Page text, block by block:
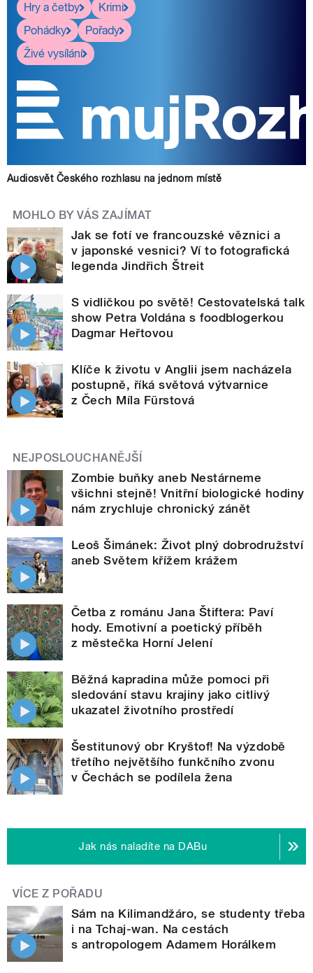
Hry a četby
Krimi
Pohádky
Pořady
Živé vysílání
Audiosvět Českého rozhlasu na jednom místě
MOHLO BY VÁS ZAJÍMAT
Jak se fotí ve francouzské věznici a
v japonské vesnici? Ví to fotografická
legenda Jindřich Štreit
S vidličkou po světě! Cestovatelská talk
show Petra Voldána s foodblogerkou
Dagmar Heřtovou
Klíče k životu v Anglii jsem nacházela
postupně, říká světová výtvarnice
z Čech Míla Fürstová
NEJPOSLOUCHANĚJŠÍ
Zombie buňky aneb Nestárneme
všichni stejně! Vnitřní biologické hodiny
nám zrychluje chronický zánět
Leoš Šimánek: Život plný dobrodružství
aneb Světem křížem krážem
Četba z románu Jana Štiftera: Paví
hody. Emotivní a poetický příběh
z městečka Horní Jelení
Běžná kapradina může pomoci při
sledování stavu krajiny jako citlivý
ukazatel životního prostředí
Šestitunový obr Kryštof! Na výzdobě
třetího největšího funkčního zvonu
v Čechách se podílela žena
Jak nás naladíte na DABu
VÍCE Z POŘADU
Sám na Kilimandžáro, se studenty třeba
i na Tchaj-wan. Na cestách
s antropologem Adamem Horálkem